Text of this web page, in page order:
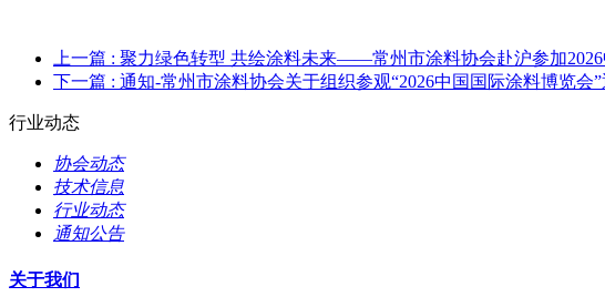
上一篇 : 聚力绿色转型 共绘涂料未来——常州市涂料协会赴沪参加
下一篇 : 通知-常州市涂料协会关于组织参观“2026中国国际涂料博览会”
行业动态
协会动态
技术信息
行业动态
通知公告
关于我们